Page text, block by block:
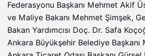
Federasyonu Başkanı Mehmet Akif
ve Maliye Bakanı Mehmet Şimşek,
Bakan Yardımcısı Doç. Dr. Safa
Ankara Büyükşehir Belediye Başkanı